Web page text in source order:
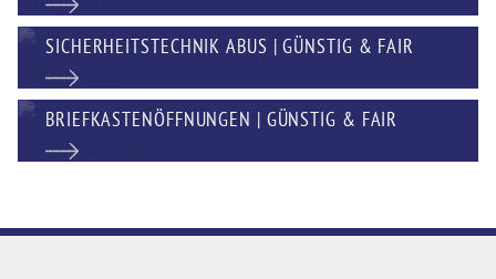
SICHERHEITSTECHNIK ABUS | GÜNSTIG & FAIR
BRIEFKASTENÖFFNUNGEN | GÜNSTIG & FAIR